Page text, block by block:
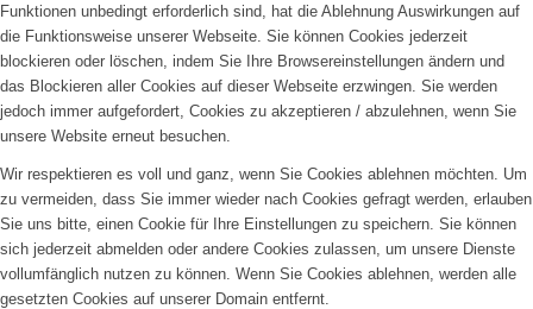
Funktionen unbedingt erforderlich sind, hat die Ablehnung Auswirkungen auf
die Funktionsweise unserer Webseite. Sie können Cookies jederzeit
blockieren oder löschen, indem Sie Ihre Browsereinstellungen ändern und
das Blockieren aller Cookies auf dieser Webseite erzwingen. Sie werden
jedoch immer aufgefordert, Cookies zu akzeptieren / abzulehnen, wenn Sie
unsere Website erneut besuchen.
Wir respektieren es voll und ganz, wenn Sie Cookies ablehnen möchten. Um
zu vermeiden, dass Sie immer wieder nach Cookies gefragt werden, erlauben
Sie uns bitte, einen Cookie für Ihre Einstellungen zu speichern. Sie können
sich jederzeit abmelden oder andere Cookies zulassen, um unsere Dienste
vollumfänglich nutzen zu können. Wenn Sie Cookies ablehnen, werden alle
gesetzten Cookies auf unserer Domain entfernt.